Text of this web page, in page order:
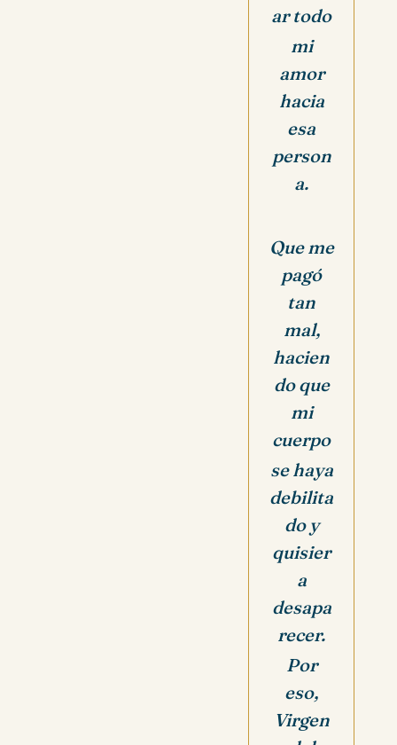
ar todo
mi
amor
hacia
esa
person
a.
Que me
pagó
tan
mal,
hacien
do que
mi
cuerpo
se haya
debilita
do y
quisier
a
desapa
recer.
Por
eso,
Virgen